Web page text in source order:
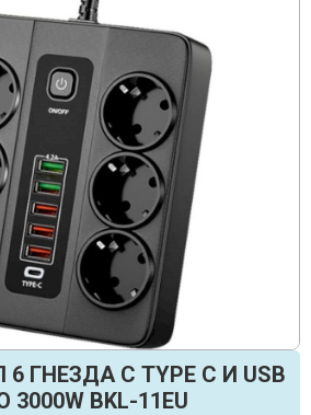
ГНЕЗДА С TYPE C И USB
3000W BKL-11EU